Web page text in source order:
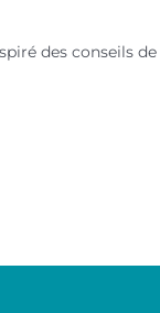
des conseils de